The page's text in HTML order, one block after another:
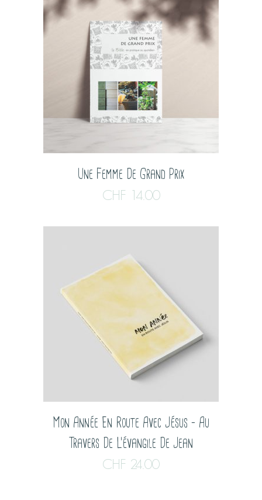
Une Femme De Grand Prix
CHF 14.00
Mon Année En Route Avec Jésus – Au
Travers De L’évangile De Jean
CHF 24.00